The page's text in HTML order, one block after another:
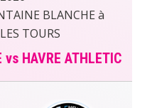
BLANCHE à
TOURS
vs HAVRE ATHLETIC